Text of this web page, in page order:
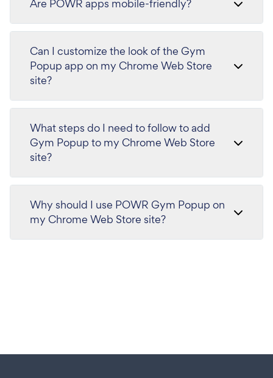
Are POWR apps mobile-friendly?
Can I customize the look of the Gym
Popup app on my Chrome Web Store
site?
What steps do I need to follow to add
Gym Popup to my Chrome Web Store
site?
Why should I use POWR Gym Popup on
my Chrome Web Store site?